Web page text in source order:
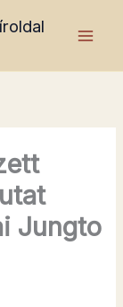
Jungto